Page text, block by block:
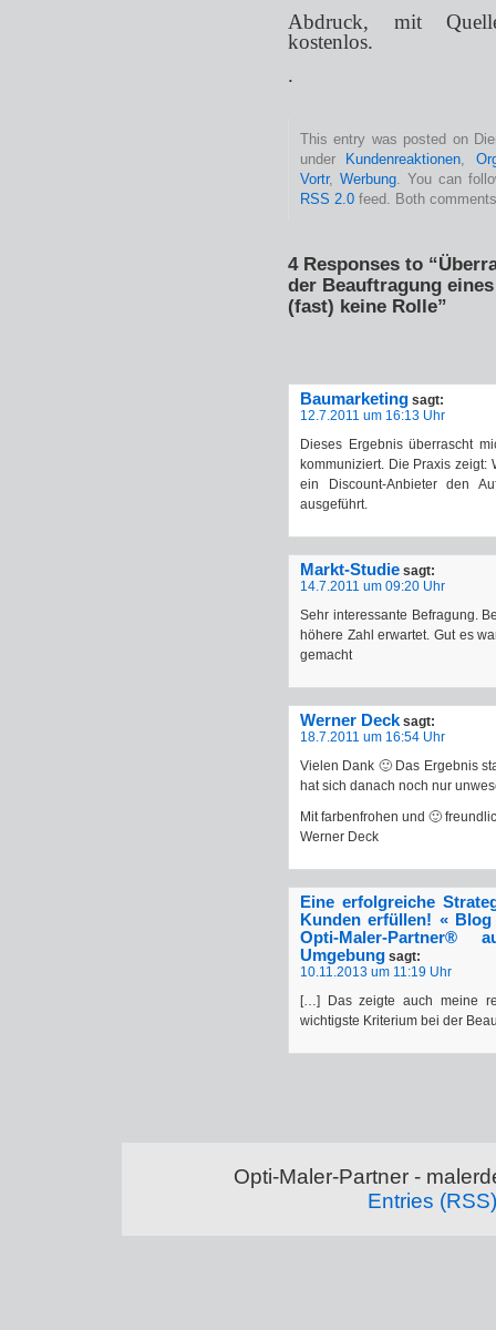
Abdruck, mit
kostenlos.
.
This entry was posted on
under
Kundenreaktionen,
Vortr, Werbung. You can
RSS 2.0 feed. Both
4 Responses to
der Beauftragung
(fast) keine Rolle”
Baumarketing sagt:
12.7.2011 um 16:13 Uhr
Dieses Ergebnis überrascht
kommuniziert. Die Praxis zeigt:
ein Discount-Anbieter den
ausgeführt.
Markt-Studie sagt:
14.7.2011 um 09:20 Uhr
Sehr interessante Befragung.
höhere Zahl erwartet. Gut es
gemacht
Werner Deck sagt:
18.7.2011 um 16:54 Uhr
Vielen Dank 🙂 Das Ergebnis
hat sich danach noch nur
Mit farbenfrohen und 🙂
Werner Deck
Eine erfolgreiche
Kunden erfüllen! «
Opti-Maler-Partner®
Umgebung sagt:
10.11.2013 um 11:19 Uhr
[…] Das zeigte auch meine
wichtigste Kriterium bei der
Opti-Maler-Partner -
Entries (RSS)